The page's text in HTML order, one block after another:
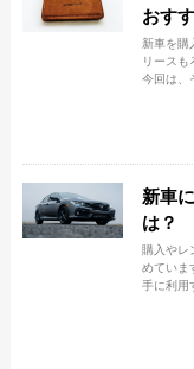
おす
新車を購
リースも
今回は、
新車
は？
購入やレ
めていま
手に利用